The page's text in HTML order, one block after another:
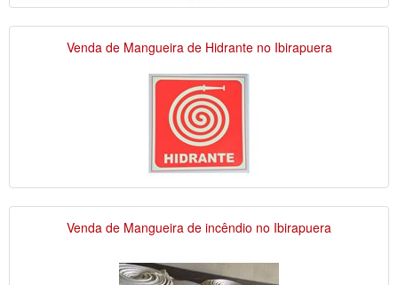
Venda de Mangueira de Hidrante no Ibirapuera
Venda de Mangueira de incêndio no Ibirapuera